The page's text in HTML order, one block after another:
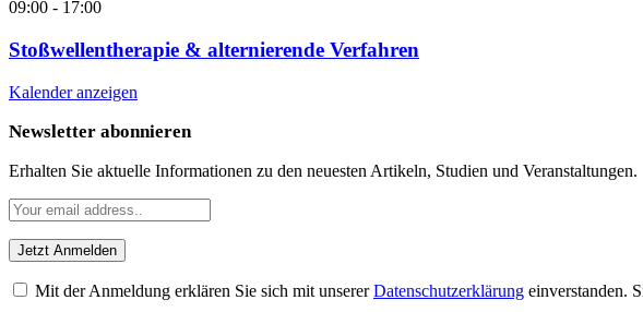
09:00 - 17:00
Stoßwellentherapie & alternierende Verfahren
Kalender anzeigen
Newsletter abonnieren
Erhalten Sie aktuelle Informationen zu den neuesten Artikeln, Studien und Veranstaltungen.
Mit der Anmeldung erklären Sie sich mit unsererDatenschutzerklärung einverstanden.